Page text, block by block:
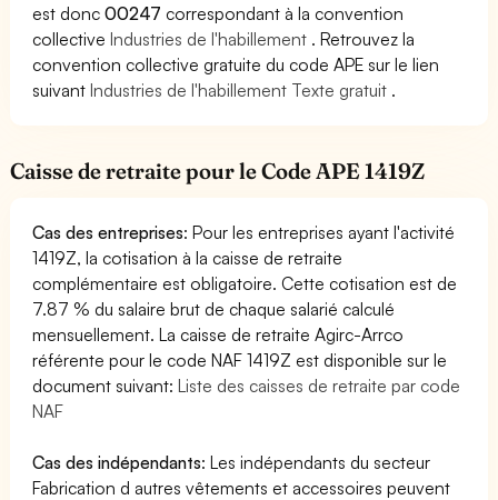
est donc00247 correspondant à la convention
collectiveIndustries de l'habillement . Retrouvez la
convention collective gratuite du code APE sur le lien
suivantIndustries de l'habillement Texte gratuit .
Caisse de retraite pour le Code APE 1419Z
Cas des entreprises: Pour les entreprises ayant l'activité
1419Z, la cotisation à la caisse de retraite
complémentaire est obligatoire. Cette cotisation est de
7.87 % du salaire brut de chaque salarié calculé
mensuellement. La caisse de retraite Agirc-Arrco
référente pour le code NAF 1419Z est disponible sur le
document suivant:Liste des caisses de retraite par code
NAF
Cas des indépendants: Les indépendants du secteur
Fabrication d autres vêtements et accessoires peuvent